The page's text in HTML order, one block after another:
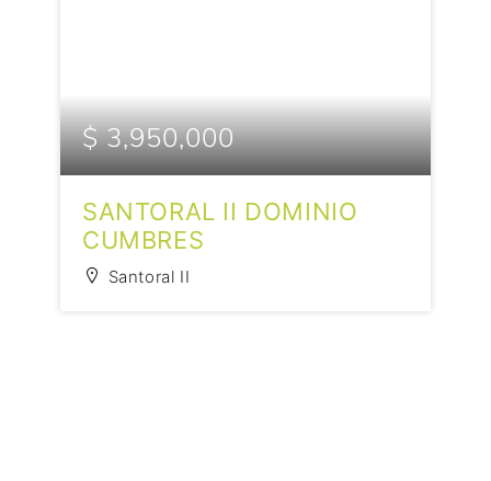
$ 3,950,000
SANTORAL II DOMINIO
CUMBRES
Santoral II